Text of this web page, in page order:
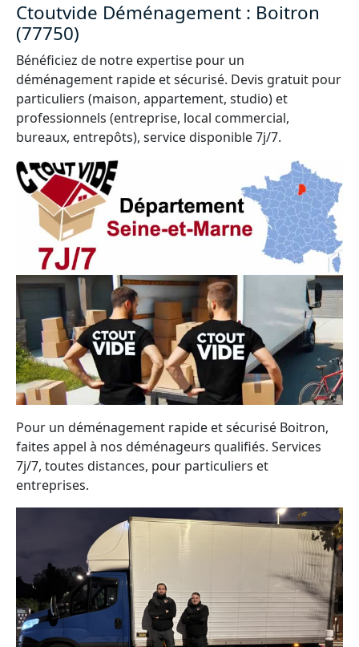
Ctoutvide Déménagement : Boitron
(77750)
Bénéficiez de notre expertise pour un
déménagement rapide et sécurisé. Devis gratuit pour
particuliers (maison, appartement, studio) et
professionnels (entreprise, local commercial,
bureaux, entrepôts), service disponible 7j/7.
Pour un déménagement rapide et sécurisé Boitron,
faites appel à nos déménageurs qualifiés. Services
7j/7, toutes distances, pour particuliers et
entreprises.